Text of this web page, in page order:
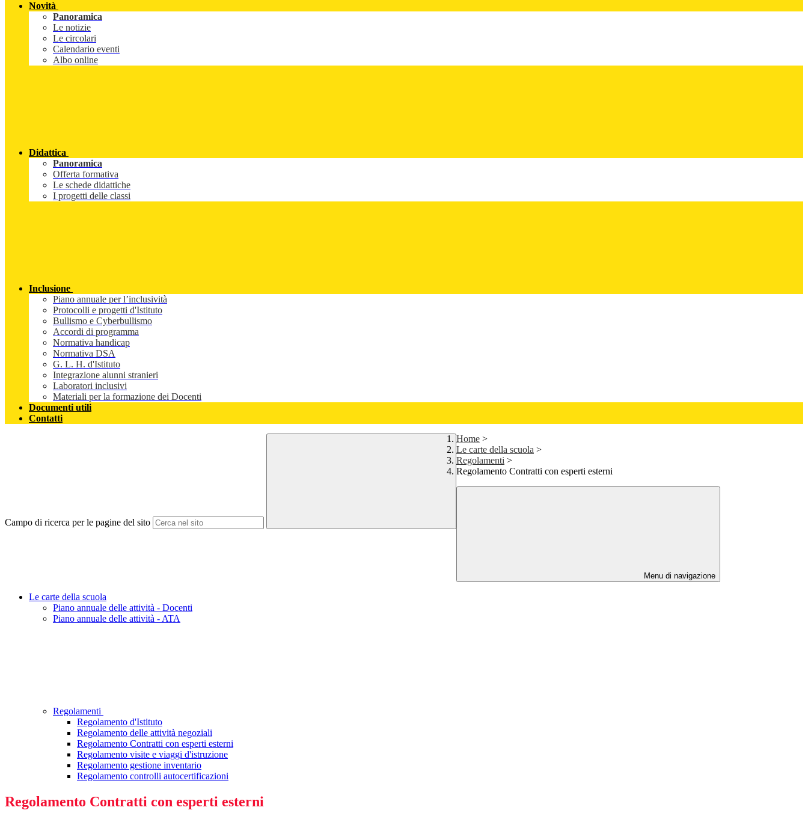
Novità
Panoramica
Le notizie
Le circolari
Calendario eventi
Albo online
Didattica
Panoramica
Offerta formativa
Le schede didattiche
I progetti delle classi
Inclusione
Piano annuale per l’inclusività
Protocolli e progetti d'Istituto
Bullismo e Cyberbullismo
Accordi di programma
Normativa handicap
Normativa DSA
G. L. H. d'Istituto
Integrazione alunni stranieri
Laboratori inclusivi
Materiali per la formazione dei Docenti
Documenti utili
Contatti
Campo di ricerca per le pagine del sito
Home >
Le carte della scuola >
Regolamenti >
Regolamento Contratti con esperti esterni
Menu di navigazione
Le carte della scuola
Piano annuale delle attività - Docenti
Piano annuale delle attività - ATA
Regolamenti
Regolamento d'Istituto
Regolamento delle attività negoziali
Regolamento Contratti con esperti esterni
Regolamento visite e viaggi d'istruzione
Regolamento gestione inventario
Regolamento controlli autocertificazioni
Regolamento Contratti con esperti esterni